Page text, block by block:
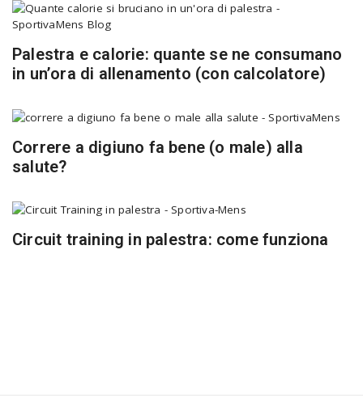
Palestra e calorie: quante se ne consumano
in un’ora di allenamento (con calcolatore)
Correre a digiuno fa bene (o male) alla
salute?
Circuit training in palestra: come funziona